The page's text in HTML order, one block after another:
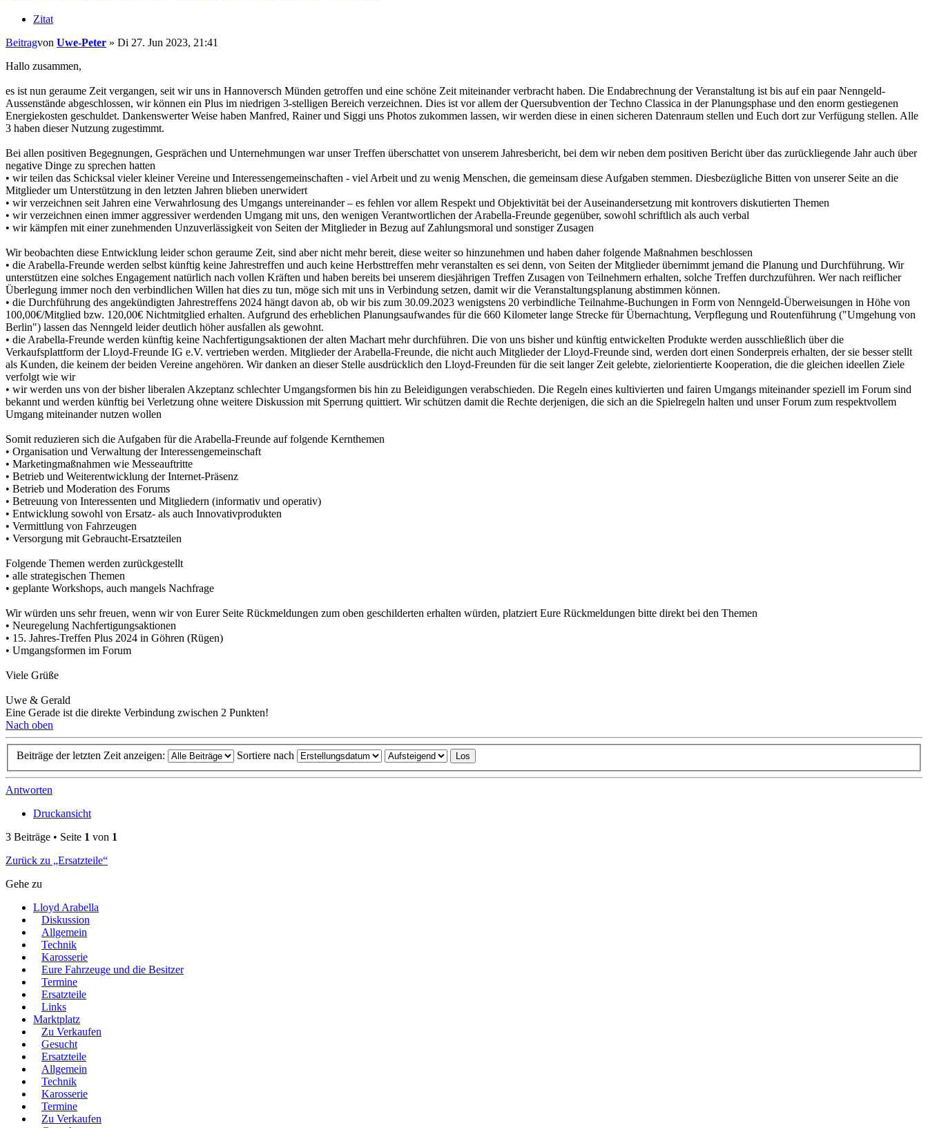
Zitat
Beitragvon Uwe-Peter » Di 27. Jun 2023, 21:41
Hallo zusammen,
es ist nun geraume Zeit vergangen, seit wir uns in Hannoversch Münden getroffen und eine schöne Zeit miteinander verbracht haben. Die Endabrechnung der Veranstaltung ist bis auf ein paar Nenngeld-
Aussenstände abgeschlossen, wir können ein Plus im niedrigen 3-stelligen Bereich verzeichnen. Dies ist vor allem der Quersubvention der Techno Classica in der Planungsphase und den enorm gestiegenen
Energiekosten geschuldet. Dankenswerter Weise haben Manfred, Rainer und Siggi uns Photos zukommen lassen, wir werden diese in einen sicheren Datenraum stellen und Euch dort zur Verfügung stellen. Alle
3 haben dieser Nutzung zugestimmt.
Bei allen positiven Begegnungen, Gesprächen und Unternehmungen war unser Treffen überschattet von unserem Jahresbericht, bei dem wir neben dem positiven Bericht über das zurückliegende Jahr auch über
negative Dinge zu sprechen hatten
• wir teilen das Schicksal vieler kleiner Vereine und Interessengemeinschaften - viel Arbeit und zu wenig Menschen, die gemeinsam diese Aufgaben stemmen. Diesbezügliche Bitten von unserer Seite an die
Mitglieder um Unterstützung in den letzten Jahren blieben unerwidert
• wir verzeichnen seit Jahren eine Verwahrlosung des Umgangs untereinander – es fehlen vor allem Respekt und Objektivität bei der Auseinandersetzung mit kontrovers diskutierten Themen
• wir verzeichnen einen immer aggressiver werdenden Umgang mit uns, den wenigen Verantwortlichen der Arabella-Freunde gegenüber, sowohl schriftlich als auch verbal
• wir kämpfen mit einer zunehmenden Unzuverlässigkeit von Seiten der Mitglieder in Bezug auf Zahlungsmoral und sonstiger Zusagen
Wir beobachten diese Entwicklung leider schon geraume Zeit, sind aber nicht mehr bereit, diese weiter so hinzunehmen und haben daher folgende Maßnahmen beschlossen
• die Arabella-Freunde werden selbst künftig keine Jahrestreffen und auch keine Herbsttreffen mehr veranstalten es sei denn, von Seiten der Mitglieder übernimmt jemand die Planung und Durchführung. Wir
unterstützen eine solches Engagement natürlich nach vollen Kräften und haben bereits bei unserem diesjährigen Treffen Zusagen von Teilnehmern erhalten, solche Treffen durchzuführen. Wer nach reiflicher
Überlegung immer noch den verbindlichen Willen hat dies zu tun, möge sich mit uns in Verbindung setzen, damit wir die Veranstaltungsplanung abstimmen können.
• die Durchführung des angekündigten Jahrestreffens 2024 hängt davon ab, ob wir bis zum 30.09.2023 wenigstens 20 verbindliche Teilnahme-Buchungen in Form von Nenngeld-Überweisungen in Höhe von
100,00€/Mitglied bzw. 120,00€ Nichtmitglied erhalten. Aufgrund des erheblichen Planungsaufwandes für die 660 Kilometer lange Strecke für Übernachtung, Verpflegung und Routenführung ("Umgehung von
Berlin") lassen das Nenngeld leider deutlich höher ausfallen als gewohnt.
• die Arabella-Freunde werden künftig keine Nachfertigungsaktionen der alten Machart mehr durchführen. Die von uns bisher und künftig entwickelten Produkte werden ausschließlich über die
Verkaufsplattform der Lloyd-Freunde IG e.V. vertrieben werden. Mitglieder der Arabella-Freunde, die nicht auch Mitglieder der Lloyd-Freunde sind, werden dort einen Sonderpreis erhalten, der sie besser stellt
als Kunden, die keinem der beiden Vereine angehören. Wir danken an dieser Stelle ausdrücklich den Lloyd-Freunden für die seit langer Zeit gelebte, zielorientierte Kooperation, die die gleichen ideellen Ziele
verfolgt wie wir
• wir werden uns von der bisher liberalen Akzeptanz schlechter Umgangsformen bis hin zu Beleidigungen verabschieden. Die Regeln eines kultivierten und fairen Umgangs miteinander speziell im Forum sind
bekannt und werden künftig bei Verletzung ohne weitere Diskussion mit Sperrung quittiert. Wir schützen damit die Rechte derjenigen, die sich an die Spielregeln halten und unser Forum zum respektvollem
Umgang miteinander nutzen wollen
Somit reduzieren sich die Aufgaben für die Arabella-Freunde auf folgende Kernthemen
• Organisation und Verwaltung der Interessengemeinschaft
• Marketingmaßnahmen wie Messeauftritte
• Betrieb und Weiterentwicklung der Internet-Präsenz
• Betrieb und Moderation des Forums
• Betreuung von Interessenten und Mitgliedern (informativ und operativ)
• Entwicklung sowohl von Ersatz- als auch Innovativprodukten
• Vermittlung von Fahrzeugen
• Versorgung mit Gebraucht-Ersatzteilen
Folgende Themen werden zurückgestellt
• alle strategischen Themen
• geplante Workshops, auch mangels Nachfrage
Wir würden uns sehr freuen, wenn wir von Eurer Seite Rückmeldungen zum oben geschilderten erhalten würden, platziert Eure Rückmeldungen bitte direkt bei den Themen
• Neuregelung Nachfertigungsaktionen
• 15. Jahres-Treffen Plus 2024 in Göhren (Rügen)
• Umgangsformen im Forum
Viele Grüße
Uwe & Gerald
Eine Gerade ist die direkte Verbindung zwischen 2 Punkten!
Nach oben
Beiträge der letzten Zeit anzeigen: Sortiere nach
Antworten
Druckansicht
3 Beiträge • Seite 1 von 1
Zurück zu „Ersatzteile“
Gehe zu
Lloyd Arabella
Diskussion
Allgemein
Technik
Karosserie
Eure Fahrzeuge und die Besitzer
Termine
Ersatzteile
Links
Marktplatz
Zu Verkaufen
Gesucht
Ersatzteile
Allgemein
Technik
Karosserie
Termine
Zu Verkaufen